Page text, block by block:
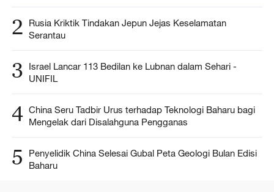
2
Rusia Kriktik Tindakan Jepun Jejas Keselamatan
Serantau
3
Israel Lancar 113 Bedilan ke Lubnan dalam Sehari -
UNIFIL
4 China Seru Tadbir Urus terhadap Teknologi Baharu bagi
Mengelak dari Disalahguna Pengganas
5
Penyelidik China Selesai Gubal Peta Geologi Bulan Edisi
Baharu